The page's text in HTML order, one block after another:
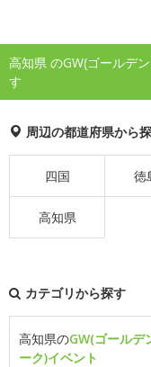
高知県 のGW(ゴールデ
す
周辺の都道府県から
四国 徳
高知県
カテゴリから探す
高知県のGW(ゴールデ
ーク)イベント